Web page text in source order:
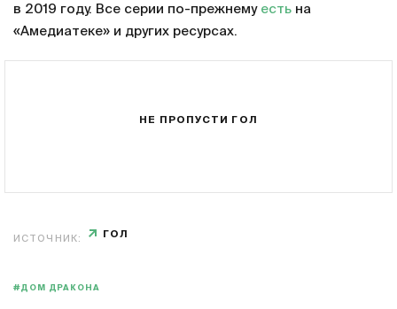
в 2019 году. Все серии по-прежнему есть на
«Амедиатеке» и других ресурсах.
НЕ ПРОПУСТИ ГОЛ
ИСТОЧНИК: ГОЛ
#ДОМ ДРАКОНА